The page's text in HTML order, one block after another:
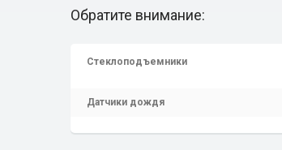
Обратите внимание:
Стеклоподъемники
Датчики дождя